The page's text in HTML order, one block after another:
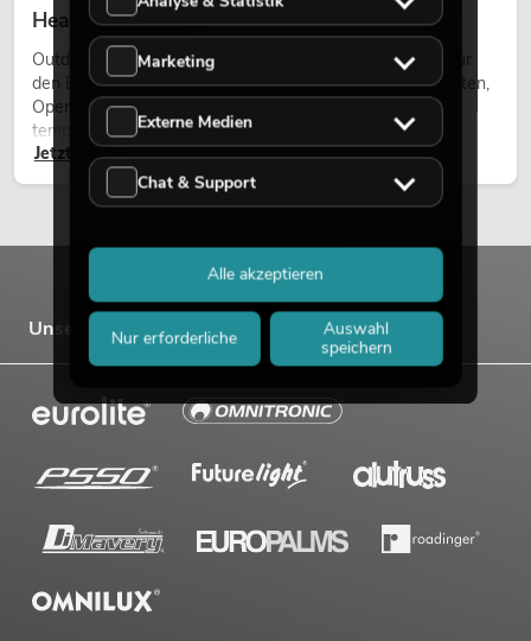
Heads bei Events
Outdoor Moving-Heads sind bewegliche Scheinwerfer für
den Einsatz im Freien. Sie werden bei Festivals, Stadtfesten,
Open-Air-Konzerten, Architekturinszenierungen und
temporären Außeninstallationen eingesetzt.
Jetzt lesen
Unsere Marken
Marketing
Externe Medien
Chat & Support
Nur erforderliche
Auswahl
speichern
Alle akzeptieren